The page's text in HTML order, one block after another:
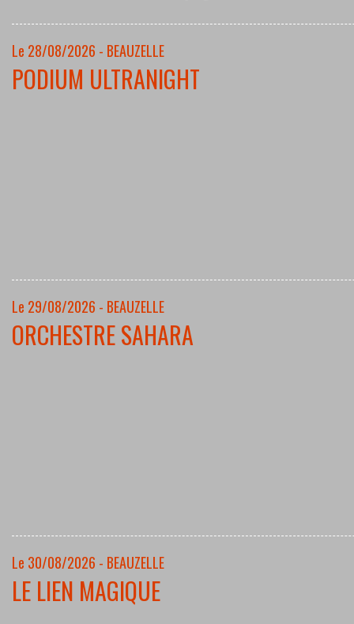
Le 28/08/2026 - BEAUZELLE
PODIUM ULTRANIGHT
Le 29/08/2026 - BEAUZELLE
ORCHESTRE SAHARA
Le 30/08/2026 - BEAUZELLE
LE LIEN MAGIQUE